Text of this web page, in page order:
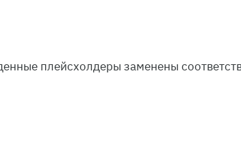
плейсхолдеры заменены